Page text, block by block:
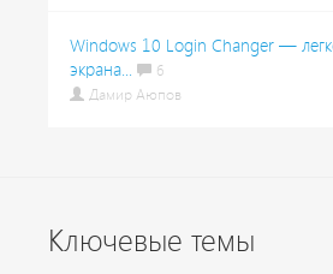
Windows 10 Login Changer —
экрана...
6
Дамир Аюпов
Ключевые темы